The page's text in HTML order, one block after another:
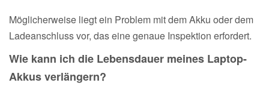
Möglicherweise liegt ein Problem mit dem Akku oder dem
Ladeanschluss vor, das eine genaue Inspektion erfordert.
Wie kann ich die Lebensdauer meines Laptop-
Akkus verlängern?